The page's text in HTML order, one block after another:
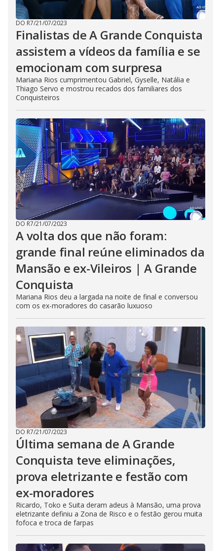
DO R7/21/07/2023
Finalistas de A Grande Conquista
assistem a vídeos da família e se
emocionam com surpresa
Mariana Rios cumprimentou Gabriel, Gyselle, Natália e
Thiago Servo e mostrou recados dos familiares dos
Conquisteiros
DO R7/21/07/2023
A volta dos que não foram:
grande final reúne eliminados da
Mansão e ex-Vileiros | A Grande
Conquista
Mariana Rios deu a largada na noite de final e conversou
com os ex-moradores do casarão luxuoso
DO R7/21/07/2023
Última semana de A Grande
Conquista teve eliminações,
prova eletrizante e festão com
ex-moradores
Ricardo, Toko e Suita deram adeus à Mansão, uma prova
eletrizante definiu a Zona de Risco e o festão gerou muita
fofoca e troca de farpas